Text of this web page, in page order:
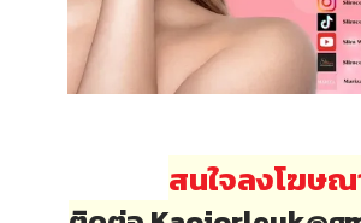
สนใจลงโฆษณ